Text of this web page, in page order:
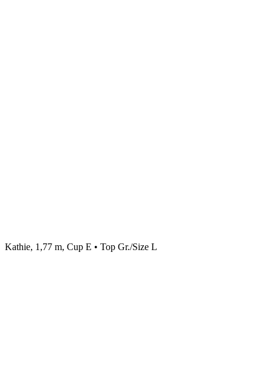
Kathie, 1,77 m, Cup E • Top Gr./Size L